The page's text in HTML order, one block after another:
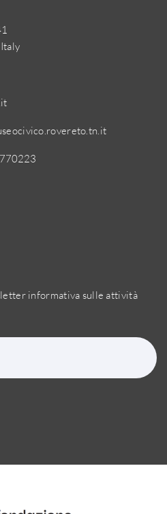
informativa sulle attività